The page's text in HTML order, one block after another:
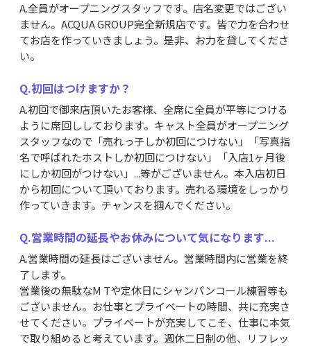
A.全員がオープニングスタッフです。店名変更ではござい
ません。ACQUA GROUP完全新規店です。皆で力を合わせ
てお店を作っていきましょう。是非、お力を貸してくださ
い。
Q.初回はつけますか？
A.初回で御来店頂いたお客様、全席に全員が平等につける
ように席回ししております。キャスト全員がオープニング
スタッフなので「売れっ子しか初回につけない」「写真指
名で呼ばれたホストしか初回につけない」「入店1ヶ月後
にしか初回がつけない」...等がございません。本入店初日
から初回について頂いております。売れる環境をしっかり
作っていきます。チャンスを掴んでください。
Q.営業時間の延長やお休みについて気になります...
A.営業時間の延長はございません。営業時間内に営業を終
了します。
営業後の無駄なM Tや定休日にシャンパンコール練習等も
ございません。お仕事とプライベートの時間、共に充実さ
せてください。プライベートが充実してこそ、仕事に本気
で取り組めると考えています。週休二日制の他、リフレッ